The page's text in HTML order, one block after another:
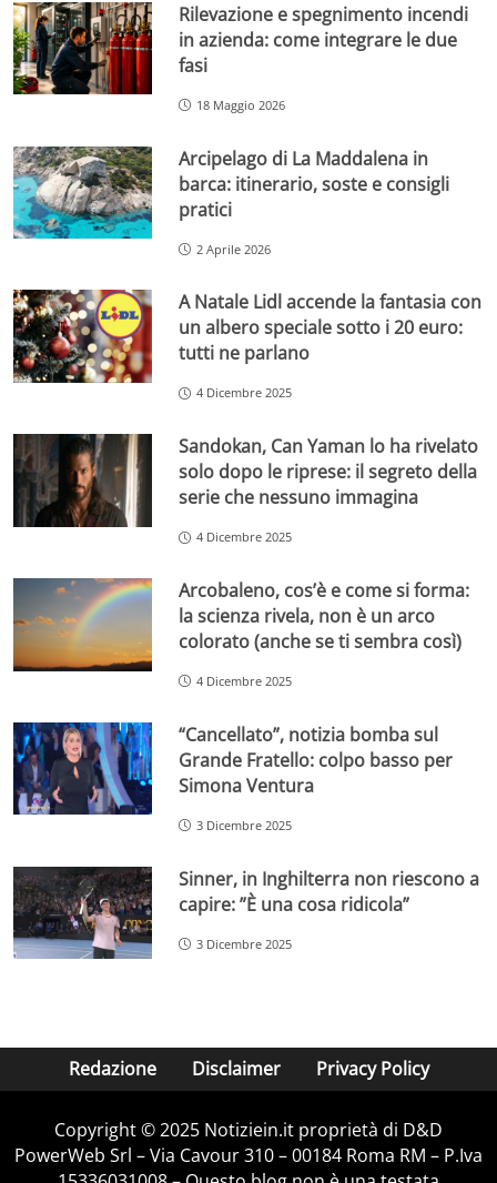
Rilevazione e spegnimento incendi
in azienda: come integrare le due
fasi
18 Maggio 2026
Arcipelago di La Maddalena in
barca: itinerario, soste e consigli
pratici
2 Aprile 2026
A Natale Lidl accende la fantasia con
un albero speciale sotto i 20 euro:
tutti ne parlano
4 Dicembre 2025
Sandokan, Can Yaman lo ha rivelato
solo dopo le riprese: il segreto della
serie che nessuno immagina
4 Dicembre 2025
Arcobaleno, cos’è e come si forma:
la scienza rivela, non è un arco
colorato (anche se ti sembra così)
4 Dicembre 2025
“Cancellato”, notizia bomba sul
Grande Fratello: colpo basso per
Simona Ventura
3 Dicembre 2025
Sinner, in Inghilterra non riescono a
capire: ”È una cosa ridicola”
3 Dicembre 2025
Redazione Disclaimer Privacy Policy
Copyright © 2025 Notiziein.it proprietà di D&D
PowerWeb Srl – Via Cavour 310 – 00184 Roma RM – P.Iva